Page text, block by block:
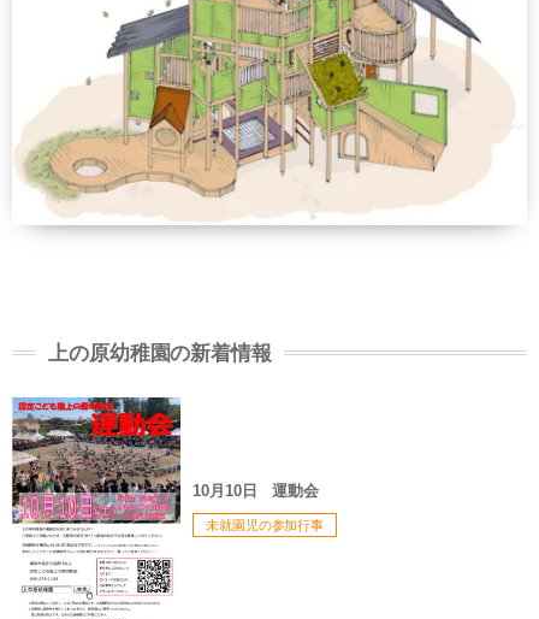
上の原幼稚園の新着情報
10月10日 運動会
未就園児の参加行事